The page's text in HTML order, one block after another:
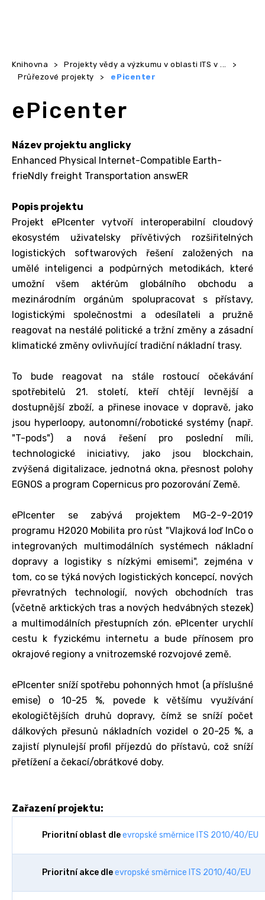
Knihovna > Projekty vědy a výzkumu v oblasti ITS v ...
>
Průřezové projekty
> ePicenter
ePicenter
Název projektu anglicky
Enhanced Physical Internet-Compatible Earth-
frieNdly freight Transportation answER
Popis projektu
Projekt ePIcenter vytvoří interoperabilní cloudový
ekosystém uživatelsky přívětivých rozšiřitelných
logistických softwarových řešení založených na
umělé inteligenci a podpůrných metodikách, které
umožní všem aktérům globálního obchodu a
mezinárodním orgánům spolupracovat s přístavy,
logistickými společnostmi a odesílateli a pružně
reagovat na nestálé politické a tržní změny a zásadní
klimatické změny ovlivňující tradiční nákladní trasy.
To bude reagovat na stále rostoucí očekávání
spotřebitelů 21. století, kteří chtějí levnější a
dostupnější zboží, a přinese inovace v dopravě, jako
jsou hyperloopy, autonomní/robotické systémy (např.
"T-pods") a nová řešení pro poslední míli,
technologické iniciativy, jako jsou blockchain,
zvýšená digitalizace, jednotná okna, přesnost polohy
EGNOS a program Copernicus pro pozorování Země.
ePIcenter se zabývá projektem MG-2-9-2019
programu H2020 Mobilita pro růst "Vlajková loď InCo o
integrovaných multimodálních systémech nákladní
dopravy a logistiky s nízkými emisemi", zejména v
tom, co se týká nových logistických koncepcí, nových
převratných technologií, nových obchodních tras
(včetně arktických tras a nových hedvábných stezek)
a multimodálních přestupních zón. ePIcenter urychlí
cestu k fyzickému internetu a bude přínosem pro
okrajové regiony a vnitrozemské rozvojové země.
ePIcenter sníží spotřebu pohonných hmot (a příslušné
emise) o 10-25 %, povede k většímu využívání
ekologičtějších druhů dopravy, čímž se sníží počet
dálkových přesunů nákladních vozidel o 20-25 %, a
zajistí plynulejší profil příjezdů do přístavů, což sníží
přetížení a čekací/obrátkové doby.
Zařazení projektu:
Prioritní oblast dleevropské směrnice ITS 2010/40/EU
Prioritní akce dleevropské směrnice ITS 2010/40/EU